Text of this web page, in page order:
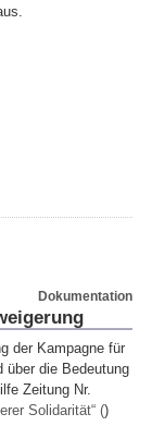
Dokumentation
der Kampagne für
über die Bedeutung
Zeitung Nr.
Solidarität“ ()